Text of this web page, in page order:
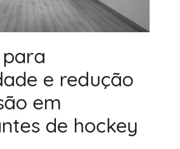
e redução
em
de hockey